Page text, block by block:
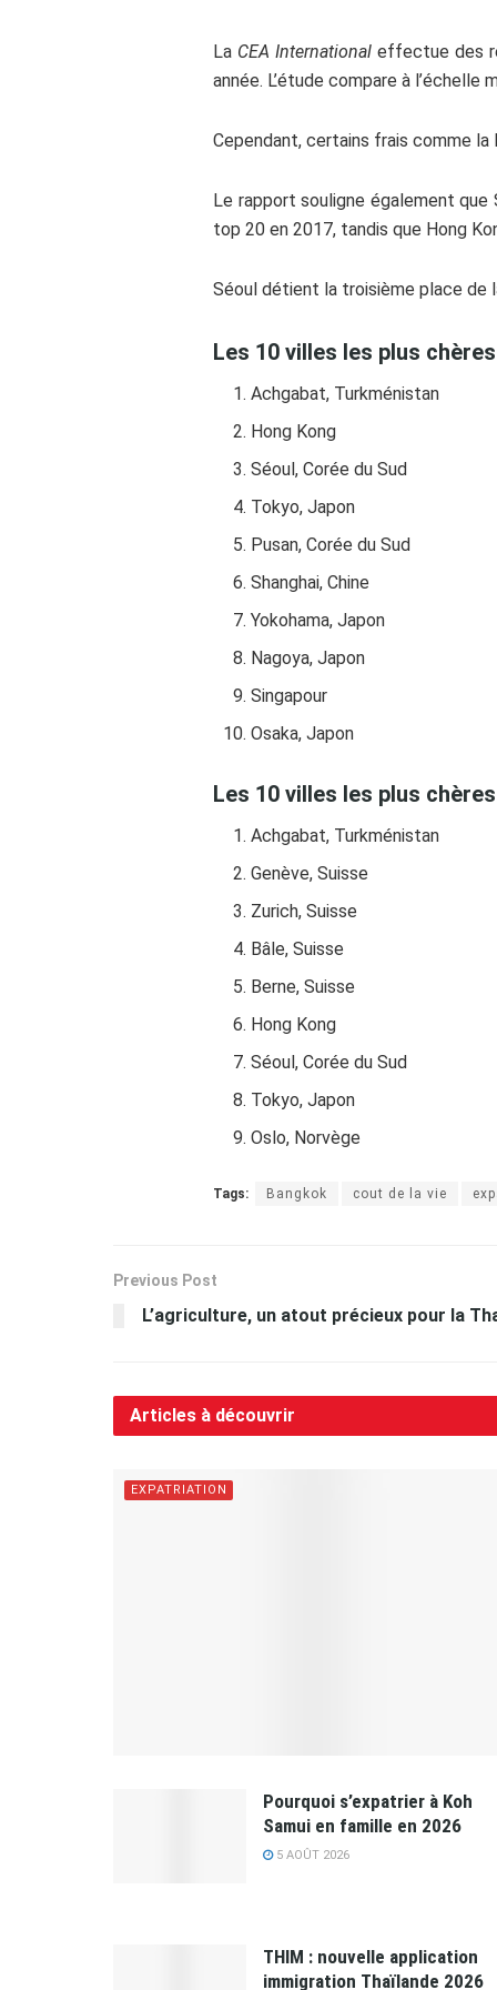
La CEA Internationaleffectue des
année. L’étude compare à
Cependant, certains frais comme la
Le rapport souligne également
top 20 en 2017, tandis que Hong
Séoul détient la troisième place de
Les 10 villes les plus
Achgabat, Turkménistan
Hong Kong
Séoul, Corée du Sud
Tokyo, Japon
Pusan, Corée du Sud
Shanghai, Chine
Yokohama, Japon
Nagoya, Japon
Singapour
Osaka, Japon
Les 10 villes les plus
Achgabat, Turkménistan
Genève, Suisse
Zurich, Suisse
Bâle, Suisse
Berne, Suisse
Hong Kong
Séoul, Corée du Sud
Tokyo, Japon
Oslo, Norvège
Tags: Bangkok cout de la vie
Previous Post
L’agriculture, un atout précieux pour la
Articles à découvrir
EXPATRIATION
Pourquoi s’expatrier à Koh
Samui en famille en 2026
5 AOÛT 2026
THIM : nouvelle application
immigration Thaïlande 2026